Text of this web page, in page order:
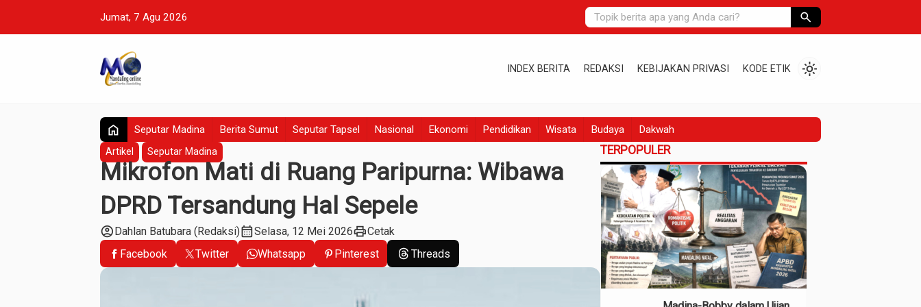
Jumat, 7 Agu 2026 search
INDEX BERITA REDAKSI KEBIJAKAN PRIVASI KODE ETIK light_mode
home Seputar Madina Berita Sumut Seputar Tapsel Nasional Ekonomi Pendidikan Wisata Budaya Dakwah
Artikel Seputar Madina
Mikrofon Mati di Ruang Paripurna: Wibawa
DPRD Tersandung Hal Sepele
account_circleDahlan Batubara (Redaksi)calendar_monthSelasa, 12 Mei 2026printCetak
Facebook
Twitter Whatsapp Pinterest Threads
TERPOPULER